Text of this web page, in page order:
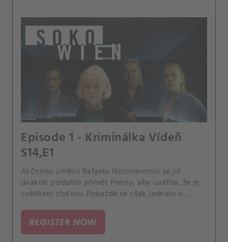
Episode 1 - Kriminálka Vídeň
S14,E1
Akčnímu umělci Rafaelu Holzmannovi se již
dvakrát podařilo přimět Penny, aby uvěřila, že je
svědkem zločinu. Pokaždé se však jednalo o
umění.
REGISTER NOW